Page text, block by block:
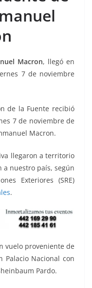
Macron, llegó en
7 de noviembre
de la Fuente recibió
7 de noviembre de
Macron.
llegaron a territorio
a nuestro país, según
Exteriores (SRE)
.
vuelo proveniente de
Palacio Nacional con
Pardo.